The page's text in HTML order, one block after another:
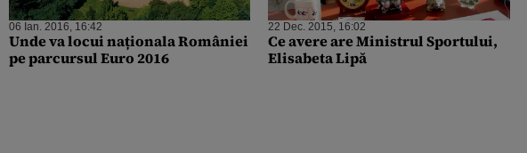
06 Ian. 2016, 16:42
Unde va locui naționala României
pe parcursul Euro 2016
22 Dec. 2015, 16:02
Ce avere are Ministrul Sportului,
Elisabeta Lipă